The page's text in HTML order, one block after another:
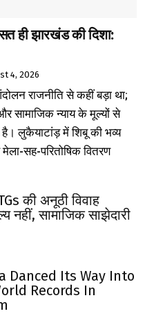
ही झारखंड की दिशा:
4, 2026
राजनीति से कहीं बड़ा था;
सामाजिक न्याय के मूल्यों से
लुकैयाटांड़ में शिबू की भव्य
सह-परितोषिक वितरण
की अनूठी विवाह
नहीं, सामाजिक साझेदारी
Danced Its Way Into
Records In